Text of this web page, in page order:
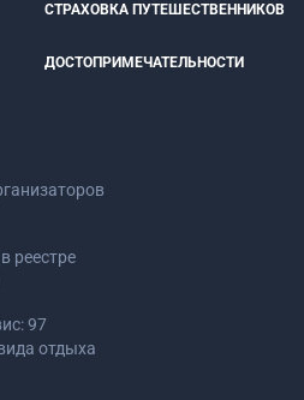
СТРАХОВКА ПУТЕШЕСТВЕННИКОВ
ДОСТОПРИМЕЧАТЕЛЬНОСТИ
реестре
97
отдыха